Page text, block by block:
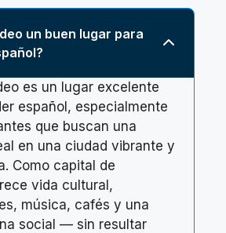
un buen lugar para
es un lugar excelente
español, especialmente
que buscan una
en una ciudad vibrante y
Como capital de
vida cultural,
música, cafés y una
social — sin resultar